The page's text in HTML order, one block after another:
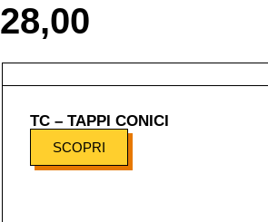
28,00
TC – TAPPI CONICI
SCOPRI